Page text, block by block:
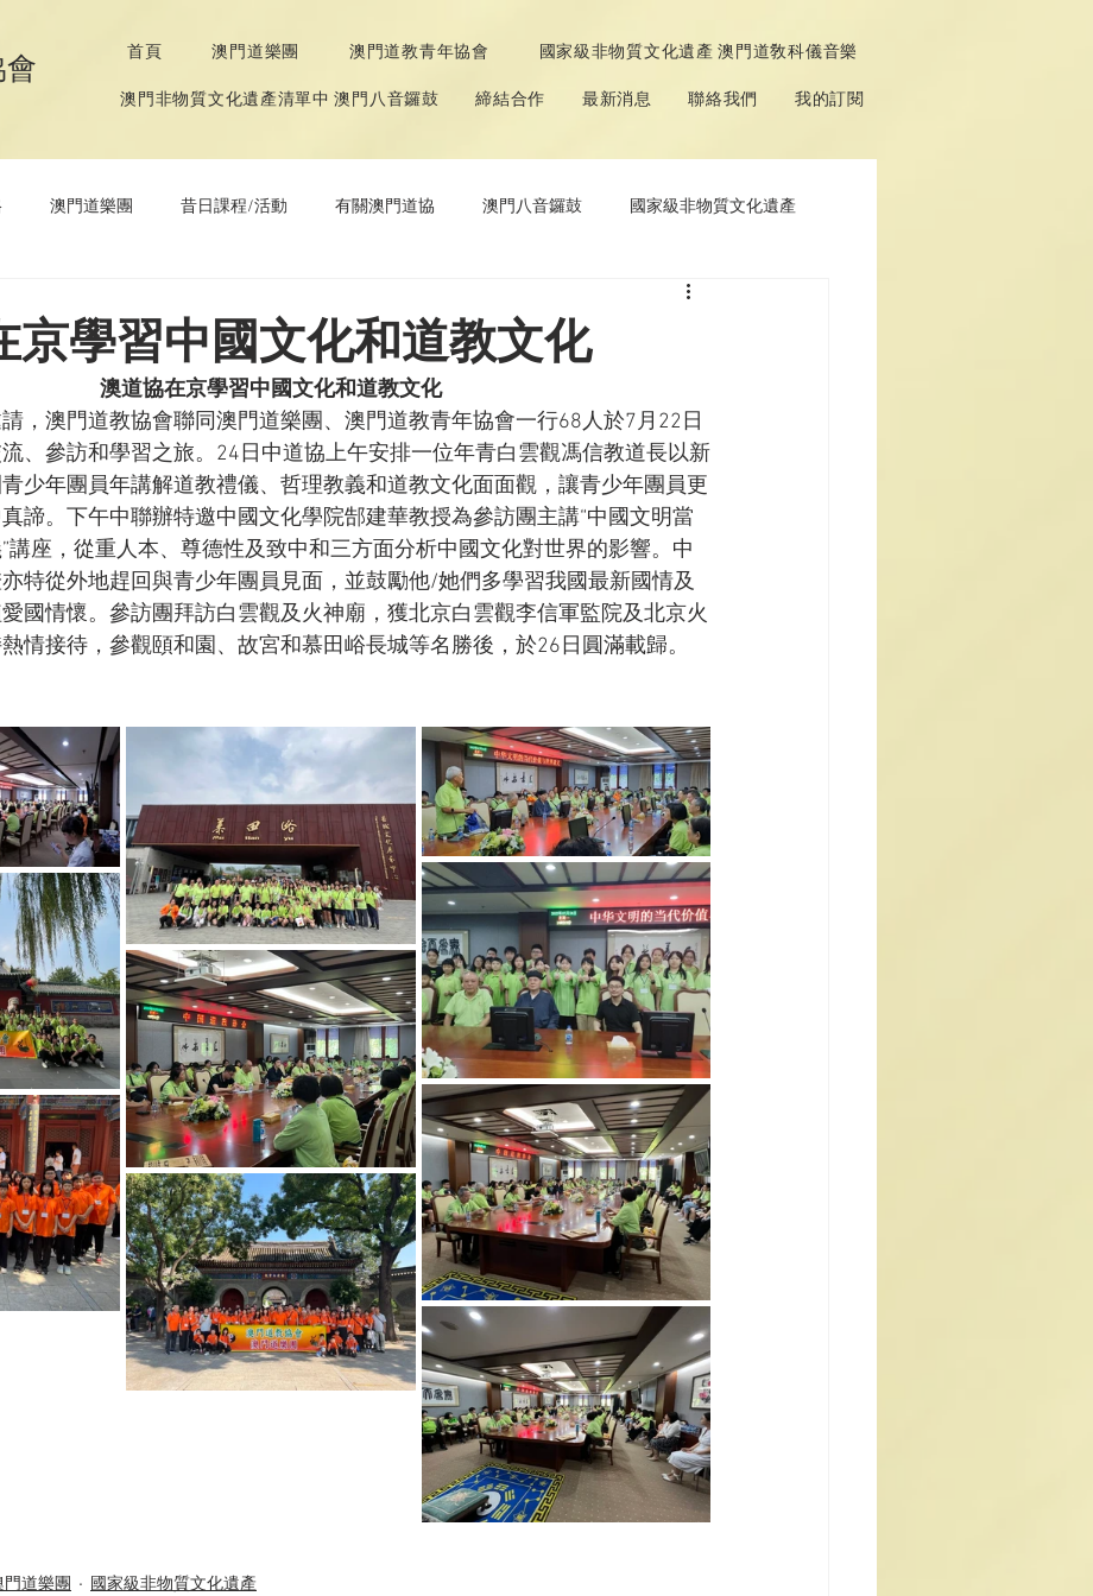
首頁 澳門道樂團 澳門道教青年協會 國家級非物質文化遺產 澳門道敎科儀音樂
澳門非物質文化遺產清單中 澳門八音鑼鼓 締結合作 最新消息 聯絡我們 我的訂閱
澳門道樂團 昔日課程/活動 有關澳門道協 澳門八音鑼鼓 國家級非物質文化遺產
京學習中國文化和道教文化
澳道協在京學習中國文化和道教文化
，澳門道教協會聯同澳門道樂團、澳門道教青年協會一行68人於7月22日
、參訪和學習之旅。24日中道協上午安排一位年青白雲觀馮信教道長以新
少年團員年講解道教禮儀、哲理教義和道教文化面面觀，讓青少年團員更
諦。下午中聯辦特邀中國文化學院郜建華教授為參訪團主講“中國文明當
講座，從重人本、尊德性及致中和三方面分析中國文化對世界的影響。中
特從外地趕回與青少年團員見面，並鼓勵他/她們多學習我國最新國情及
國情懷。參訪團拜訪白雲觀及火神廟，獲北京白雲觀李信軍監院及北京火
情接待，參觀頤和園、故宮和慕田峪長城等名勝後，於26日圓滿載歸。
門道樂團 國家級非物質文化遺產